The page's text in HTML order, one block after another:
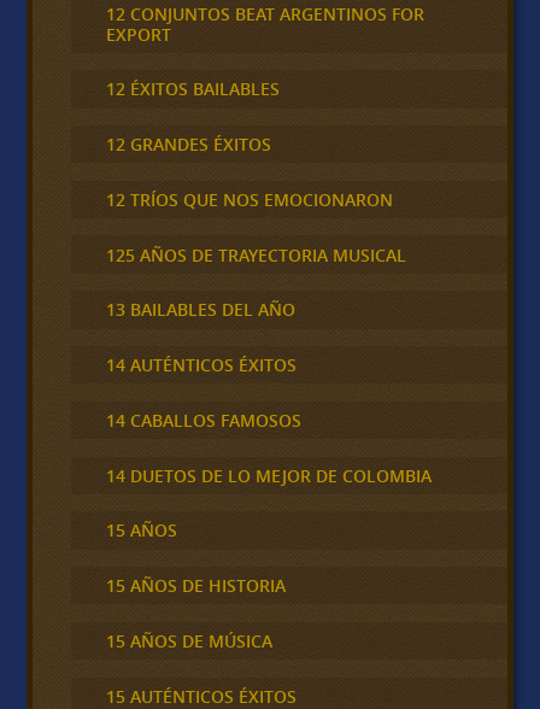
12 CONJUNTOS BEAT ARGENTINOS FOR
EXPORT
12 ÉXITOS BAILABLES
12 GRANDES ÉXITOS
12 TRÍOS QUE NOS EMOCIONARON
125 AÑOS DE TRAYECTORIA MUSICAL
13 BAILABLES DEL AÑO
14 AUTÉNTICOS ÉXITOS
14 CABALLOS FAMOSOS
14 DUETOS DE LO MEJOR DE COLOMBIA
15 AÑOS
15 AÑOS DE HISTORIA
15 AÑOS DE MÚSICA
15 AUTÉNTICOS ÉXITOS